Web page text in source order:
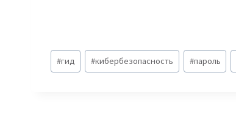
Метки
записи:
#гид #кибербезопасность #пароль